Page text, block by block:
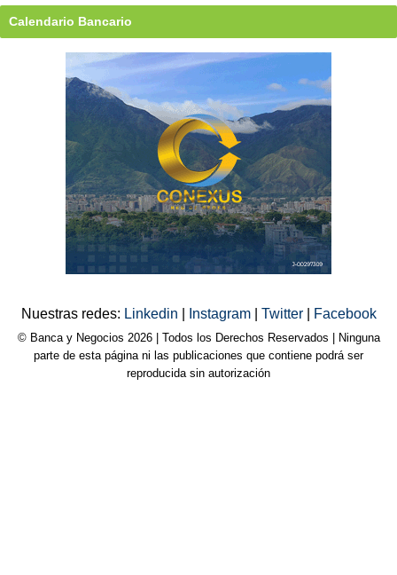
Calendario Bancario
Nuestras redes: Linkedin Instagram Twitter Facebook
© Banca y Negocios 2026 | Todos los Derechos Reservados | Ninguna
parte de esta página ni las publicaciones que contiene podrá ser
reproducida sin autorización